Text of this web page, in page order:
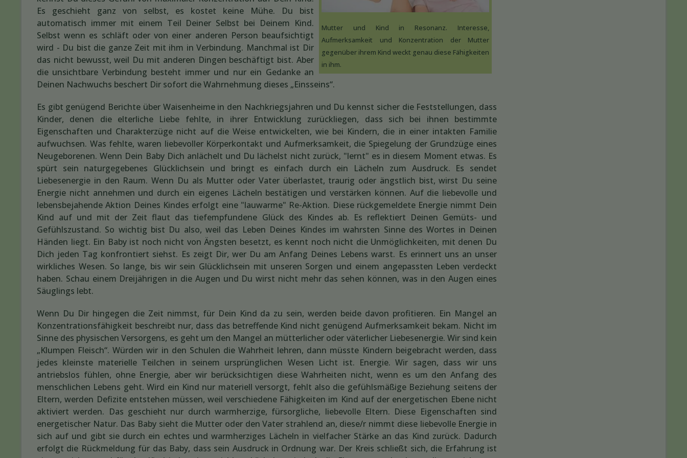
Mutter und Kind in Resonanz. Interesse,
Aufmerksamkeit und Konzentration der Mutter
gegenüber ihrem Kind weckt genau diese Fähigkeiten
in ihm.
Es geschieht ganz von selbst, es kostet keine Mühe. Du bist
automatisch immer mit einem Teil Deiner Selbst bei Deinem Kind.
Selbst wenn es schläft oder von einer anderen Person beaufsichtigt
wird - Du bist die ganze Zeit mit ihm in Verbindung. Manchmal ist Dir
das nicht bewusst, weil Du mit anderen Dingen beschäftigt bist. Aber
die unsichtbare Verbindung besteht immer und nur ein Gedanke an
Deinen Nachwuchs beschert Dir sofort die Wahrnehmung dieses „Einsseins“.
Es gibt genügend Berichte über Waisenheime in den Nachkriegsjahren und Du kennst sicher die Feststellungen, dass
Kinder, denen die elterliche Liebe fehlte, in ihrer Entwicklung zurückliegen, dass sich bei ihnen bestimmte
Eigenschaften und Charakterzüge nicht auf die Weise entwickelten, wie bei Kindern, die in einer intakten Familie
aufwuchsen. Was fehlte, waren liebevoller Körperkontakt und Aufmerksamkeit, die Spiegelung der Grundzüge eines
Neugeborenen. Wenn Dein Baby Dich anlächelt und Du lächelst nicht zurück, "lernt" es in diesem Moment etwas. Es
spürt sein naturgegebenes Glücklichsein und bringt es einfach durch ein Lächeln zum Ausdruck. Es sendet
Liebesenergie in den Raum. Wenn Du als Mutter oder Vater überlastet, traurig oder ängstlich bist, wirst Du seine
Energie nicht annehmen und durch ein eigenes Lächeln bestätigen und verstärken können. Auf die liebevolle und
lebensbejahende Aktion Deines Kindes erfolgt eine "lauwarme" Re-Aktion. Diese rückgemeldete Energie nimmt Dein
Kind auf und mit der Zeit flaut das tiefempfundene Glück des Kindes ab. Es reflektiert Deinen Gemüts- und
Gefühlszustand. So wichtig bist Du also, weil das Leben Deines Kindes im wahrsten Sinne des Wortes in Deinen
Händen liegt. Ein Baby ist noch nicht von Ängsten besetzt, es kennt noch nicht die Unmöglichkeiten, mit denen Du
Dich jeden Tag konfrontiert siehst. Es zeigt Dir, wer Du am Anfang Deines Lebens warst. Es erinnert uns an unser
wirkliches Wesen. So lange, bis wir sein Glücklichsein mit unseren Sorgen und einem angepassten Leben verdeckt
haben. Schau einem Dreijährigen in die Augen und Du wirst nicht mehr das sehen können, was in den Augen eines
Säuglings lebt.
Wenn Du Dir hingegen die Zeit nimmst, für Dein Kind da zu sein, werden beide davon profitieren. Ein Mangel an
Konzentrationsfähigkeit beschreibt nur, dass das betreffende Kind nicht genügend Aufmerksamkeit bekam. Nicht im
Sinne des physischen Versorgens, es geht um den Mangel an mütterlicher oder väterlicher Liebesenergie. Wir sind kein
„Klumpen Fleisch“. Würden wir in den Schulen die Wahrheit lehren, dann müsste Kindern beigebracht werden, dass
jedes kleinste materielle Teilchen in seinem ursprünglichen Wesen Licht ist. Energie. Wir sagen, dass wir uns
antriebslos fühlen, ohne Energie, aber wir berücksichtigen diese Wahrheiten nicht, wenn es um den Anfang des
menschlichen Lebens geht. Wird ein Kind nur materiell versorgt, fehlt also die gefühlsmäßige Beziehung seitens der
Eltern, werden Defizite entstehen müssen, weil verschiedene Fähigkeiten im Kind auf der energetischen Ebene nicht
aktiviert werden. Das geschieht nur durch warmherzige, fürsorgliche, liebevolle Eltern. Diese Eigenschaften sind
energetischer Natur. Das Baby sieht die Mutter oder den Vater strahlend an, diese/r nimmt diese liebevolle Energie in
sich auf und gibt sie durch ein echtes und warmherziges Lächeln in vielfacher Stärke an das Kind zurück. Dadurch
erfolgt die Rückmeldung für das Baby, dass sein Ausdruck in Ordnung war. Der Kreis schließt sich, die Erfahrung ist